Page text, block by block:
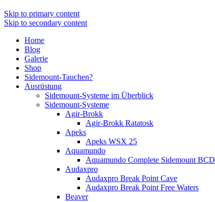
Skip to primary content
Skip to secondary content
Home
Blog
Galerie
Shop
Sidemount-Tauchen?
Ausrüstung
Sidemount-Systeme im Überblick
Sidemount-Systeme
Agir-Brokk
Agir-Brokk Ratatosk
Apeks
Apeks WSX 25
Aquamundo
Aquamundo Complete Sidemount BCD
Audaxpro
Audaxpro Break Point Cave
Audaxpro Break Point Free Waters
Beaver